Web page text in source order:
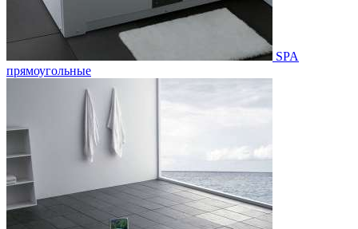
SPA
прямоугольные